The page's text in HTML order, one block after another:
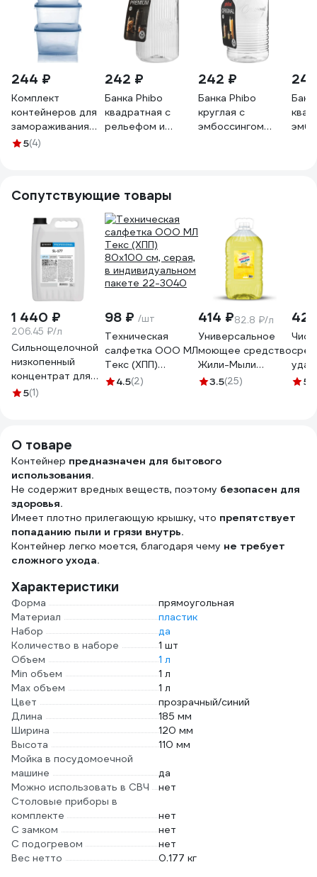
244 ₽
Комплект
контейнеров для
замораживания
продуктов
436703600
5(4)
242 ₽
Банка Phibo
квадратная с
рельефом и
242 ₽
Банка Phibo
круглая с
эмбоссингом
Сопутствующие товары
1 440 ₽
206.45 ₽/л
Сильнощелочной
низкопенный
концентрат для
очистки алюминия
5(1)
98 ₽ /шт
Техническая
салфетка ООО МЛ
Текс (ХПП)
80x100 см, серая,
4.5(2)
414 ₽82.8 ₽/л
Универсальное
моющее средство
Жили-Мыли
"Локус" аромат
3.5(25) 5
О товаре
Контейнер предназначен для бытового
использования.
Не содержит вредных веществ, поэтому безопасен для
здоровья.
Имеет плотно прилегающую крышку, что препятствует
попаданию пыли и грязи внутрь.
Контейнер легко моется, благодаря чему не требует
сложного ухода.
Характеристики
Форма
прямоугольная
Материал
пластик
Набор
да
Количество в наборе
1 шт
Объем
1 л
Min объем
1 л
Max объем
1 л
Цвет
прозрачный/синий
Длина
185 мм
Ширина
120 мм
Высота
110 мм
Мойка в посудомоечной
машине
да
Можно использовать в СВЧ
нет
Столовые приборы в
комплекте
нет
С замком
нет
С подогревом
нет
Вес нетто
0.177 кг